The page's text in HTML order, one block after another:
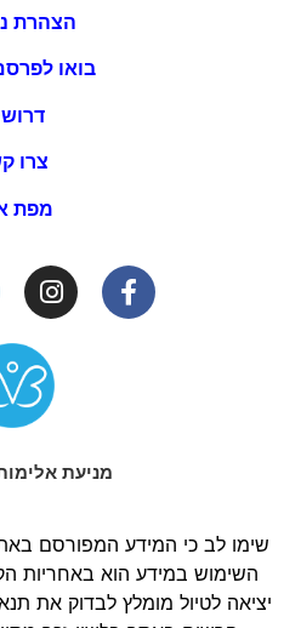
הצהרת
בואו
צרו
מפת
מניעת
שימו לב כי המידע המפורסם
השימוש במידע הוא באחריות
יציאה לטיול מומלץ לבדוק את